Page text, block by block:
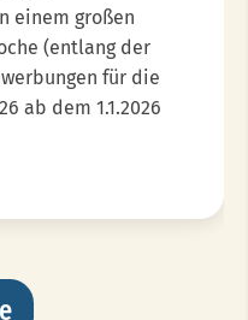
einem großen
(entlang der
für die
ab dem 1.1.2026